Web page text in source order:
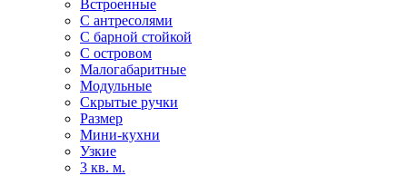
Встроенные
С антресолями
С барной стойкой
С островом
Малогабаритные
Модульные
Скрытые ручки
Размер
Мини-кухни
Узкие
3 кв. м.